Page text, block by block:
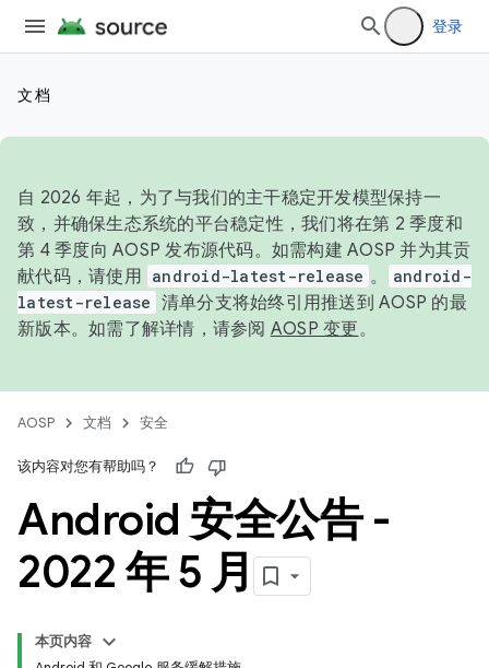
登录
文档
自 2026 年起，为了与我们的主干稳定开发模型保持一
致，并确保生态系统的平台稳定性，我们将在第 2 季度和
第 4 季度向 AOSP 发布源代码。如需构建 AOSP 并为其贡
献代码，请使用 android-latest-release 。
android-
latest-release 清单分支将始终引用推送到 AOSP 的最
新版本。如需了解详情，请参阅 AOSP 变更。
AOSP 文档 安全
该内容对您有帮助吗？
Android 安全公告 -
2022 年 5 月
本页内容